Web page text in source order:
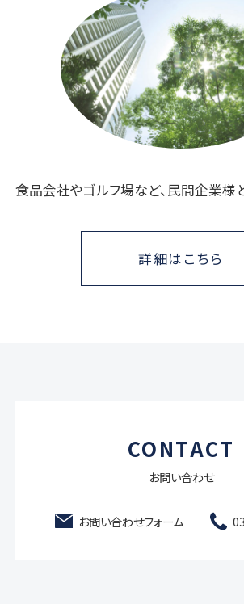
食品会社やゴルフ場など、民間企業様
詳細はこちら
CONTACT
お問い合わせ
お問い合わせフォーム